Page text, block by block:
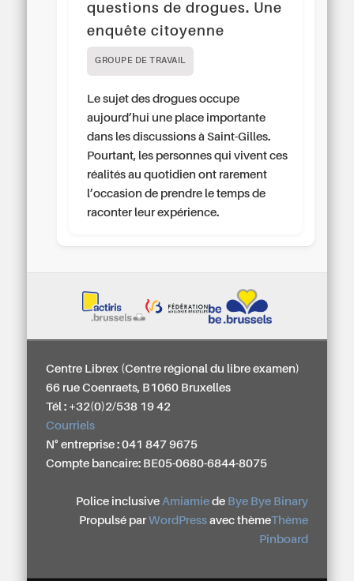
questions de drogues. Une
enquête citoyenne
GROUPE DE TRAVAIL
Le sujet des drogues occupe
aujourd’hui une place importante
dans les discussions à Saint-Gilles.
Pourtant, les personnes qui vivent ces
réalités au quotidien ont rarement
l’occasion de prendre le temps de
raconter leur expérience.
Centre Librex (Centre régional du libre examen)
66 rue Coenraets, B1060 Bruxelles
Tél : +32(0)2/538 19 42
Courriels
N° entreprise : 041 847 9675
Compte bancaire: BE05-0680-6844-8075
Police inclusive Amiamiede Bye Bye Binary
Propulsé par WordPressavec thèmeThème
Pinboard